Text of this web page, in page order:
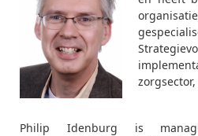
Philip Idenburg is